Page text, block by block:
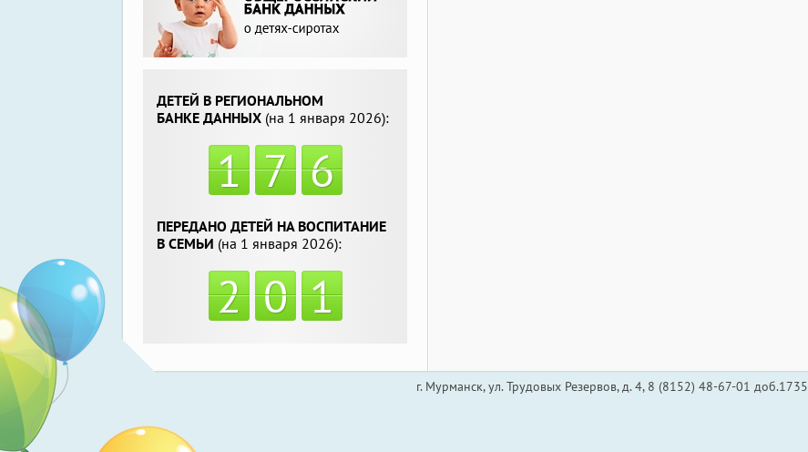
ДЕТЕЙ В РЕГИОНАЛЬНОМ
БАНКЕ ДАННЫХ (на 1 января 2026):
1 7 6
ПЕРЕДАНО ДЕТЕЙ НА ВОСПИТАНИЕ
В СЕМЬИ (на 1 января 2026):
2 0 1
г. Мурманск, ул. Трудовых Резервов, д. 4, 8 (8152) 48-67-01 доб.1735